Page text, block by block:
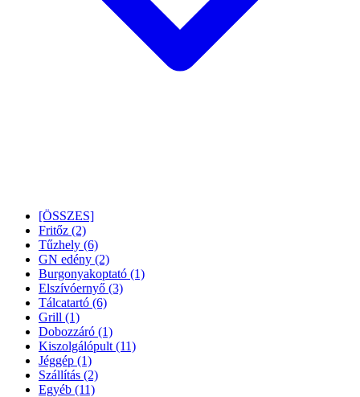
[ÖSSZES]
Fritőz (2)
Tűzhely (6)
GN edény (2)
Burgonyakoptató (1)
Elszívóernyő (3)
Tálcatartó (6)
Grill (1)
Dobozzáró (1)
Kiszolgálópult (11)
Jéggép (1)
Szállítás (2)
Egyéb (11)